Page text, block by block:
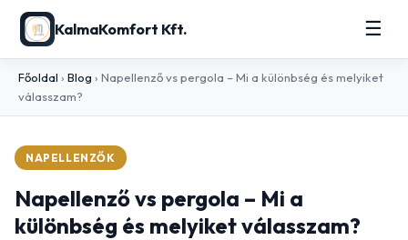
KalmaKomfort Kft. ☰
Főoldal › Blog › Napellenző vs pergola – Mi a különbség és melyiket
válasszam?
NAPELLENZŐK
Napellenző vs pergola – Mi a
különbség és melyiket válasszam?